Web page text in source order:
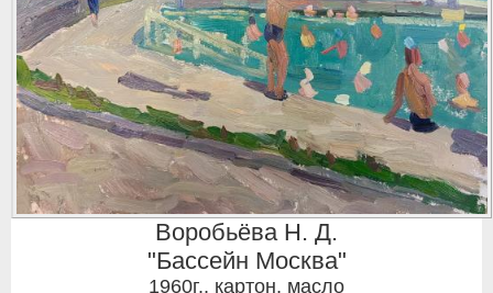
Воробьёва Н. Д.
"Бассейн Москва"
1960г., картон, масло